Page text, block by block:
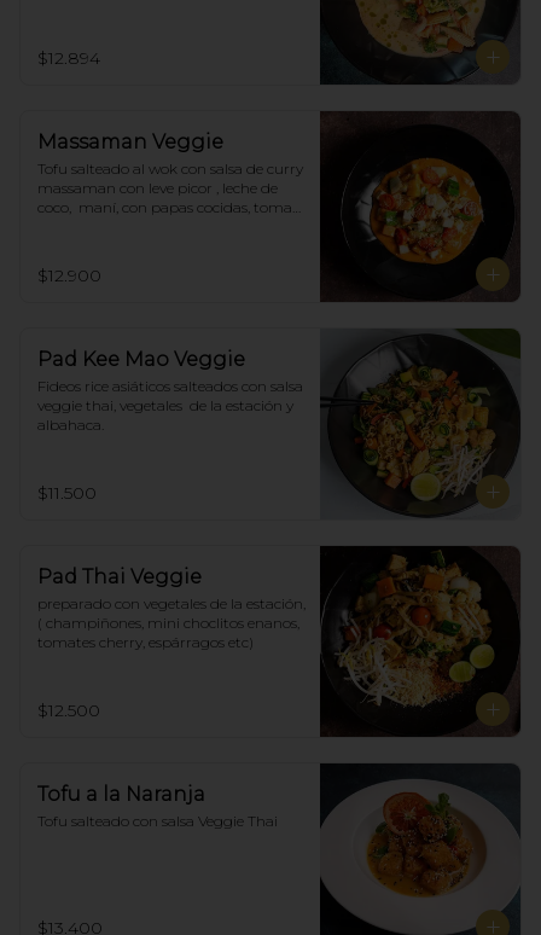
$12.894
Massaman Veggie
Tofu salteado al wok con salsa de curry
massaman con leve picor , leche de
coco,  maní, con papas cocidas, tomate
$12.900
Pad Kee Mao Veggie
Fideos rice asiáticos salteados con salsa
veggie thai, vegetales  de la estación y
albahaca.
$11.500
Pad Thai Veggie
preparado con vegetales de la estación,
( champiñones, mini choclitos enanos,
tomates cherry, espárragos etc)
$12.500
Tofu a la Naranja
Tofu salteado con salsa Veggie Thai
$13.400